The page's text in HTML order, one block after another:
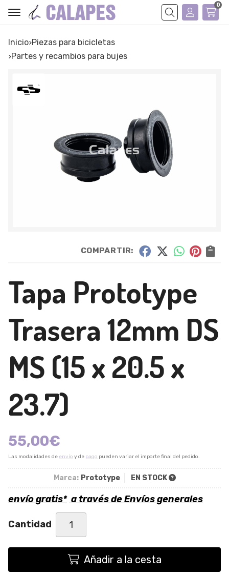
Buscar
0
Inicio
piezas para bicicletas
partes y recambios para bujes
COMPARTIR:
Tapa Prototype
Trasera 12mm DS
MS (15 x 20.5 x
23.7)
55,00€
Las modalidades de envío y de pago pueden variar el importe final del pedido.
Marca: Prototype EN STOCK
envío gratis* a través deEnvíos generales
Cantidad
Añadir a la cesta